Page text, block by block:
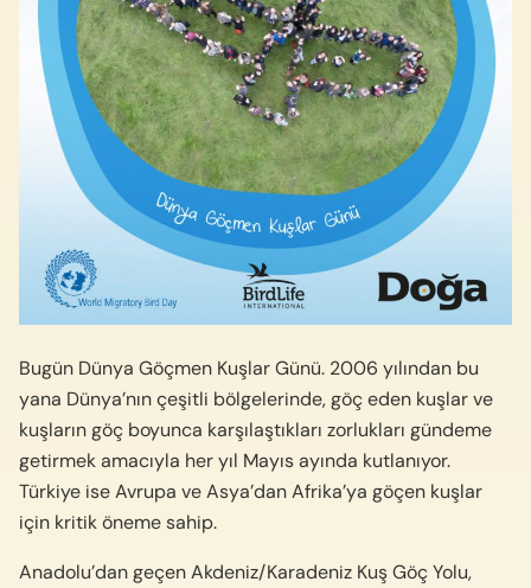
Bugün Dünya Göçmen Kuşlar Günü. 2006 yılından bu
yana Dünya’nın çeşitli bölgelerinde, göç eden kuşlar ve
kuşların göç boyunca karşılaştıkları zorlukları gündeme
getirmek amacıyla her yıl Mayıs ayında kutlanıyor.
Türkiye ise Avrupa ve Asya’dan Afrika’ya göçen kuşlar
için kritik öneme sahip.
Anadolu’dan geçen Akdeniz/Karadeniz Kuş Göç Yolu,